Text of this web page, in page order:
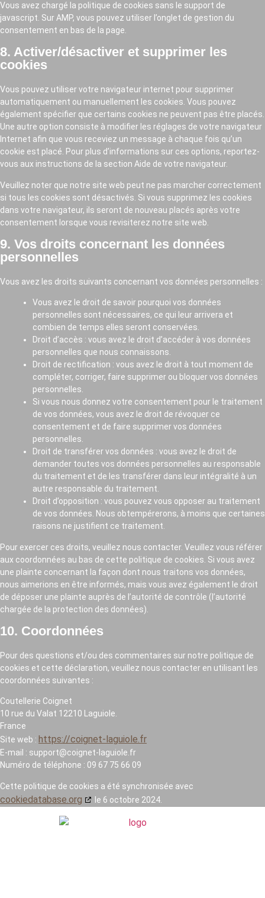
Vous avez chargé la politique de cookies sans le support de
javascript. Sur AMP, vous pouvez utiliser l’onglet de gestion du
consentement en bas de la page.
8. Activer/désactiver et supprimer les
cookies
Vous pouvez utiliser votre navigateur internet pour supprimer
automatiquement ou manuellement les cookies. Vous pouvez
également spécifier que certains cookies ne peuvent pas être placés.
Une autre option consiste à modifier les réglages de votre navigateur
Internet afin que vous receviez un message à chaque fois qu’un
cookie est placé. Pour plus d’informations sur ces options, reportez-
vous aux instructions de la section Aide de votre navigateur.
Veuillez noter que notre site web peut ne pas marcher correctement
si tous les cookies sont désactivés. Si vous supprimez les cookies
dans votre navigateur, ils seront de nouveau placés après votre
consentement lorsque vous revisiterez notre site web.
9. Vos droits concernant les données
personnelles
Vous avez les droits suivants concernant vos données personnelles :
Vous avez le droit de savoir pourquoi vos données
personnelles sont nécessaires, ce qui leur arrivera et
combien de temps elles seront conservées.
Droit d’accès : vous avez le droit d’accéder à vos données
personnelles que nous connaissons.
Droit de rectification : vous avez le droit à tout moment de
compléter, corriger, faire supprimer ou bloquer vos données
personnelles.
Si vous nous donnez votre consentement pour le traitement
de vos données, vous avez le droit de révoquer ce
consentement et de faire supprimer vos données
personnelles.
Droit de transférer vos données : vous avez le droit de
demander toutes vos données personnelles au responsable
du traitement et de les transférer dans leur intégralité à un
autre responsable du traitement.
Droit d’opposition : vous pouvez vous opposer au traitement
de vos données. Nous obtempérerons, à moins que certaines
raisons ne justifient ce traitement.
Pour exercer ces droits, veuillez nous contacter. Veuillez vous référer
aux coordonnées au bas de cette politique de cookies. Si vous avez
une plainte concernant la façon dont nous traitons vos données,
nous aimerions en être informés, mais vous avez également le droit
de déposer une plainte auprès de l’autorité de contrôle (l’autorité
chargée de la protection des données).
10. Coordonnées
Pour des questions et/ou des commentaires sur notre politique de
cookies et cette déclaration, veuillez nous contacter en utilisant les
coordonnées suivantes :
Coutellerie Coignet
10 rue du Valat 12210 Laguiole.
France
Site web : https://coignet-laguiole.fr
E-mail : support@coignet-laguiole.fr
Numéro de téléphone : 09 67 75 66 09
Cette politique de cookies a été synchronisée avec
cookiedatabase.org le 6 octobre 2024.